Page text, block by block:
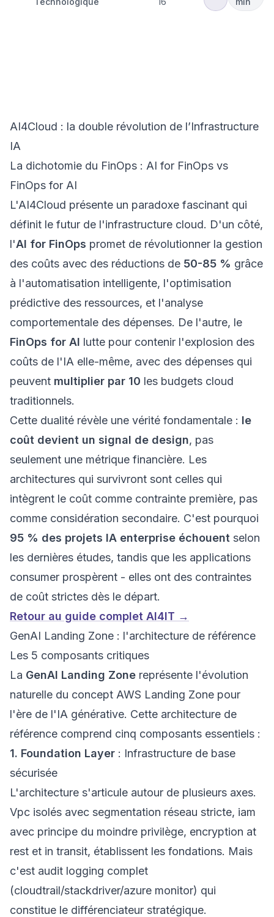
AI4Cloud : la double révolution de l’Infrastructure
IA
La dichotomie du FinOps : AI for FinOps vs
FinOps for AI
L'AI4Cloud présente un paradoxe fascinant qui
définit le futur de l'infrastructure cloud. D'un côté,
l'AI for FinOps promet de révolutionner la gestion
des coûts avec des réductions de 50-85 % grâce
à l'automatisation intelligente, l'optimisation
prédictive des ressources, et l'analyse
comportementale des dépenses. De l'autre, le
FinOps for AI lutte pour contenir l'explosion des
coûts de l'IA elle-même, avec des dépenses qui
peuvent multiplier par 10 les budgets cloud
traditionnels.
Cette dualité révèle une vérité fondamentale : le
coût devient un signal de design, pas
seulement une métrique financière. Les
architectures qui survivront sont celles qui
intègrent le coût comme contrainte première, pas
comme considération secondaire. C'est pourquoi
95 % des projets IA enterprise échouent selon
les dernières études, tandis que les applications
consumer prospèrent - elles ont des contraintes
de coût strictes dès le départ.
Retour au guide complet AI4IT →
GenAI Landing Zone : l'architecture de référence
Les 5 composants critiques
La GenAI Landing Zone représente l'évolution
naturelle du concept AWS Landing Zone pour
l'ère de l'IA générative. Cette architecture de
référence comprend cinq composants essentiels :
1. Foundation Layer : Infrastructure de base
sécurisée
L'architecture s'articule autour de plusieurs axes.
Vpc isolés avec segmentation réseau stricte, iam
avec principe du moindre privilège, encryption at
rest et in transit, établissent les fondations. Mais
c'est audit logging complet
(cloudtrail/stackdriver/azure monitor) qui
constitue le différenciateur stratégique.